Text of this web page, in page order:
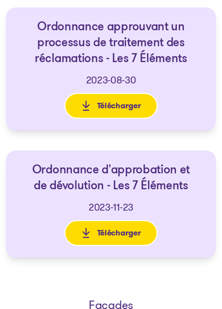
Ordonnance approuvant un
processus de traitement des
réclamations - Les 7 Éléments
2023-08-30
Télécharger
: Ordonnance approuvant un
Ordonnance d'approbation et
de dévolution - Les 7 Éléments
2023-11-23
Télécharger
: Ordonnance d'approbation
Facades